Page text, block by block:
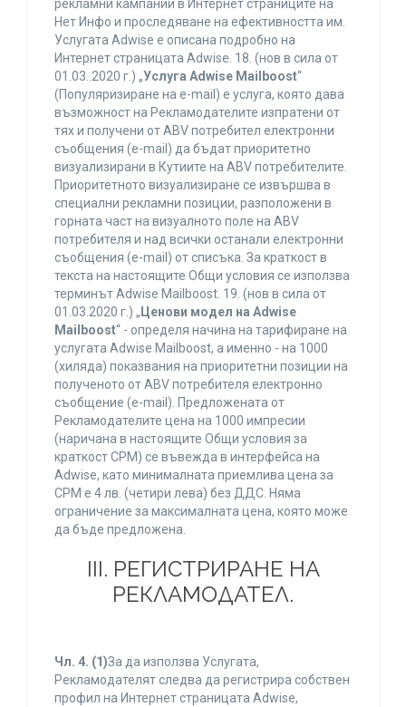
рекламни кампании в Интернет страниците на
Нет Инфо и проследяване на ефективността им.
Услугата Adwise е описана подробно на
Интернет страницата Adwise. 18. (нов в сила от
01.03..2020 г.) „Услуга Adwise Mailboost“
(Популяризиране на e-mail) е услуга, която дава
възможност на Рекламодателите изпратени от
тях и получени от ABV потребител електронни
съобщения (e-mail) да бъдат приоритетно
визуализирани в Кутиите на ABV потребителите.
Приоритетното визуализиране се извършва в
специални рекламни позиции, разположени в
горната част на визуалното поле на ABV
потребителя и над всички останали електронни
съобщения (e-mail) от списъка. За краткост в
текста на настоящите Общи условия се използва
терминът Adwise Mailboost. 19. (нов в сила от
01.03.2020 г.) „ Ценови модел на Adwise
Mailboost“ - определя начина на тарифиране на
услугата Adwise Mailboost, а именно - на 1000
(хиляда) показвания на приоритетни позиции на
полученото от ABV потребителя електронно
съобщение (e-mail). Предложената от
Рекламодателите цена на 1000 импресии
(наричана в настоящите Общи условия за
краткост CPM) се въвежда в интерфейса на
Adwise, като минималната приемлива цена за
CPM е 4 лв. (четири лева) без ДДС. Няма
ограничение за максималната цена, която може
да бъде предложена.
ІІІ. РЕГИСТРИРАНЕ НА
РЕКЛАМОДАТЕЛ.
Чл. 4. (1)За да използва Услугата,
Рекламодателят следва да регистрира собствен
профил на Интернет страницата Adwise,